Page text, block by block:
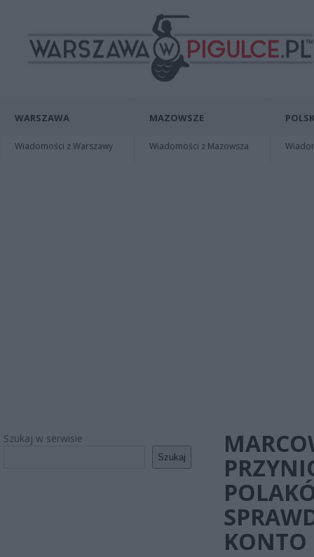
WARSZAWA
Wiadomości z Warszawy
MAZOWSZE
Wiadomości z Mazowsza
Szukaj w serwisie
Szukaj
KONTO